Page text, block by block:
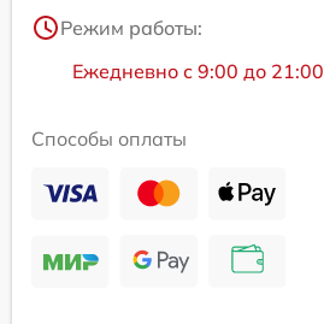
Режим работы:
Ежедневно с 9:00 до 21:00
Способы оплаты